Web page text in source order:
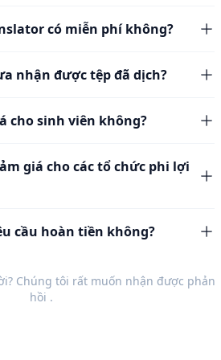
có miễn phí không?
nhận được tệp đã dịch?
cho sinh viên không?
giá cho các tổ chức phi lợi
cầu hoàn tiền không?
Chúng tôi rất muốn nhận được phản
hồi .